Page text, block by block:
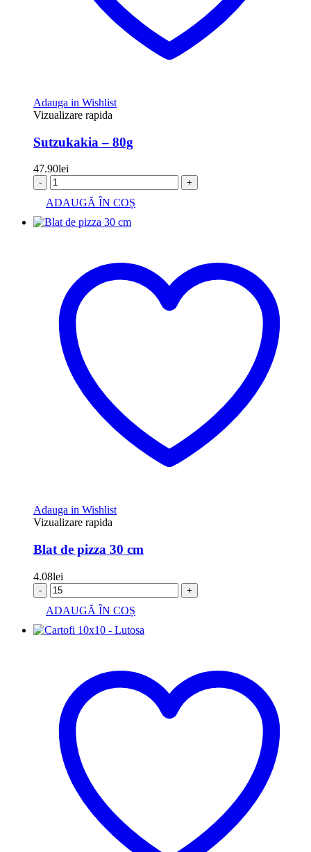
Adauga in Wishlist
Vizualizare rapida
Sutzukakia – 80g
47.90lei
- +
ADAUGĂ ÎN COȘ
Adauga in Wishlist
Vizualizare rapida
Blat de pizza 30 cm
4.08lei
- +
ADAUGĂ ÎN COȘ